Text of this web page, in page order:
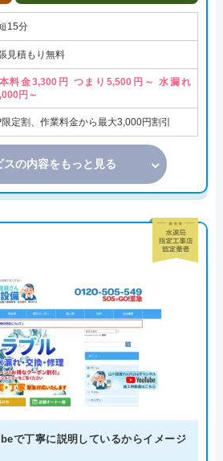
15分
見積もり無料
料金3,300円 つまり5,500円～ 水漏れ
円～
限定割、作業料金から最大3,000円割引
スの内容をもっと見る
で丁寧に説明しているからイメージ